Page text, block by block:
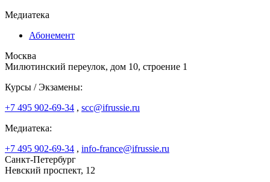
Медиатека
Абонемент
Москва
Милютинский переулок, дом 10, строение 1
Курсы / Экзамены:
+7 495 902-69-34 , scc@ifrussie.ru
Медиатека:
+7 495 902-69-34 , info-france@ifrussie.ru
Санкт-Петербург
Невский проспект, 12